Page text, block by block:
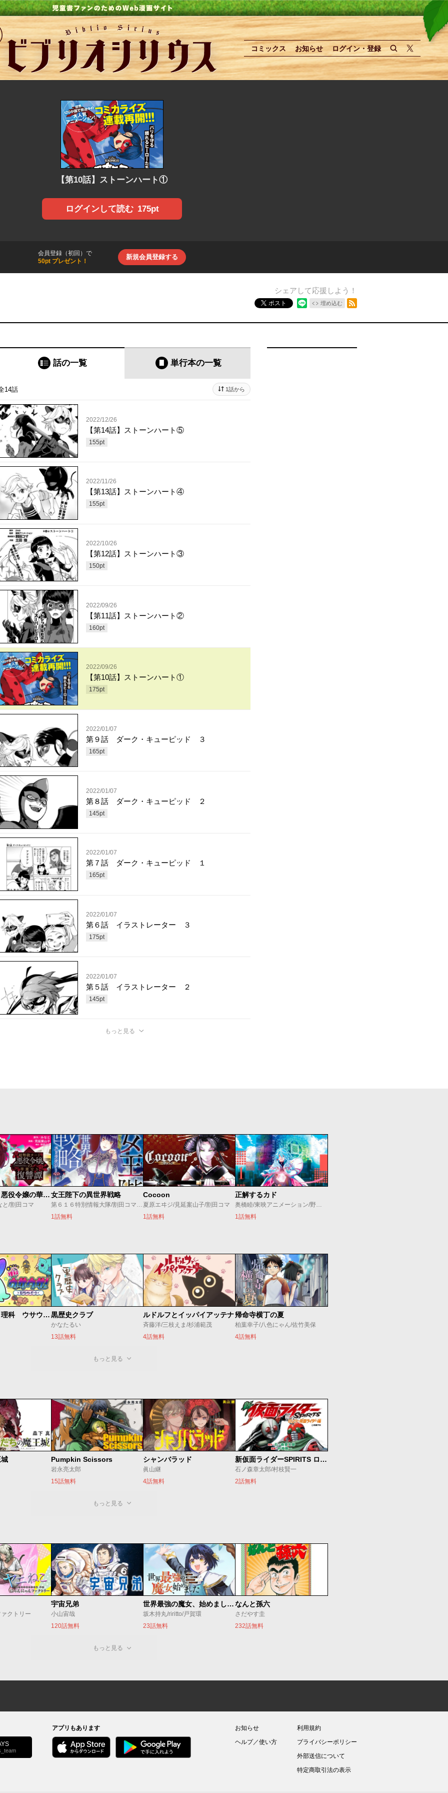
コミックス お知らせ ログイン・登録
【第10話】ストーンハート①
ログインして読む 175pt
会員登録（初回）で
50pt プレゼント！
新規会員登録する
シェアして応援しよう！
ポスト 埋め込む
話の一覧 単行本の一覧
14話 1話から
2022/12/26
【第14話】ストーンハート⑤
155pt
2022/11/26
【第13話】ストーンハート④
155pt
2022/10/26
【第12話】ストーンハート③
150pt
2022/09/26
【第11話】ストーンハート②
160pt
2022/09/26
【第10話】ストーンハート①
175pt
2022/01/07
第９話 ダーク・キューピッド ３
165pt
2022/01/07
第８話 ダーク・キューピッド ２
145pt
2022/01/07
第７話 ダーク・キューピッド １
165pt
2022/01/07
第６話 イラストレーター ３
175pt
2022/01/07
第５話 イラストレーター ２
145pt
もっと見る
超弩級チート悪役令嬢の華麗なる復讐譚
と/割田コマ
女王陛下の異世界戦略
第６１６特別情報大隊/割田コマ/源明來/巖本英利
1話無料
Cocoon
夏原エヰジ/見延案山子/割田コマ
1話無料
正解するカド
奥橋睦/東映アニメーション/野崎まど
1話無料
学習マンガ・理科 ウサウサ！黒歴史クラブ
かなたるい
13話無料
ルドルフとイッパイアッテナ
斉藤洋/三枝えま/杉浦範茂
4話無料
帰命寺横丁の夏
柏葉幸子/八色にゃん/佐竹美保
4話無料
もっと見る
Pumpkin Scissors
岩永亮太郎
15話無料
シャンバラッド
眞山継
4話無料
新仮面ライダーSPIRITS ロンリー仮面ライダー編
石ノ森章太郎/村枝賢一
2話無料
もっと見る
クトリー
宇宙兄弟
小山宙哉
120話無料
世界最強の魔女、始めました ～私だけ『攻略サイト』を見れる世界で自由に生きます～
坂木持丸/riritto/戸賀環
23話無料
なんと孫六
さだやす圭
232話無料
もっと見る
アプリもあります
お知らせ
ヘルプ／使い方
利用規約
プライバシーポリシー
外部送信について
特定商取引法の表示